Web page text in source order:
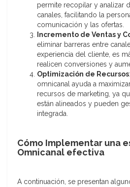
permite recopilar y analizar
canales, facilitando la
comunicación y las ofertas.
Incremento de Ventas y
eliminar barreras entre
experiencia del cliente, es
realicen conversiones y
Optimización de Recursos
omnicanal ayuda a
recursos de marketing, ya
están alineados y pueden
integrada.
Cómo Implementar una
Omnicanal efectiva
A continuación, se presentan